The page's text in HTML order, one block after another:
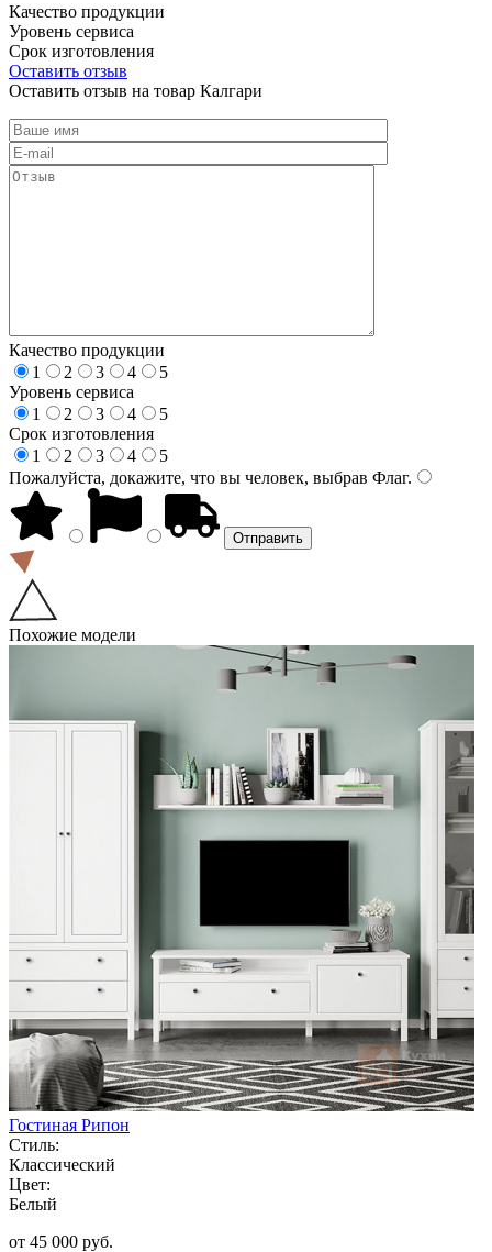
Качество продукции
Уровень сервиса
Срок изготовления
Оставить отзыв
Оставить отзыв на товар Калгари
Качество продукции
1
2 3 4
5
Уровень сервиса
1
2 3 4
5
Срок изготовления
1
2 3 4
5
Пожалуйста, докажите, что вы человек, выбрав Флаг.
Похожие модели
Гостиная Рипон
Стиль:
Классический
Цвет:
Белый
от 45 000 руб.